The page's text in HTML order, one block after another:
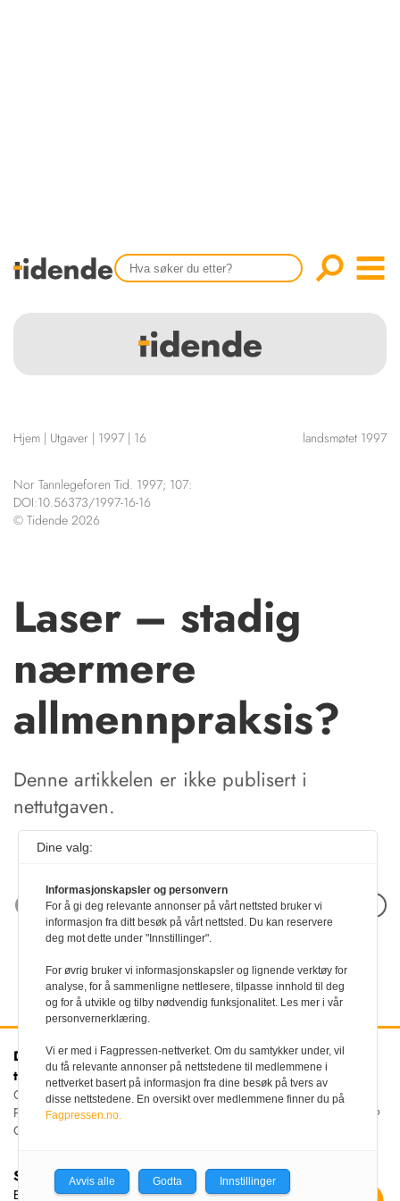
Tidligere utgaver
HENVISNINGER
KURSKALENDER
STILLINGER
KJØP & SALG
KONTAKT
Hjem | Utgaver | 1997 | 16 landsmøtet 1997
Nor Tannlegeforen Tid. 1997; 107:
DOI:10.56373/1997-16-16
© Tidende 2026
Laser – stadig
nærmere
allmennpraksis?
Denne artikkelen er ikke publisert i
nettutgaven.
Neste artikkel
Den norske
tannlegeforenings Tidende
Christiania Torv 5, 0158 Oslo
Postboks 2073 Vika, 0125
OSLO
Kontakt oss
Tlf:22 54 74 00
E-post:
tidende@tannlegeforeningen.no
Sjefredaktør
Ellen Beate Dyvi
Dine valg:
Informasjonskapsler og personvern
For å gi deg relevante annonser på vårt nettsted bruker vi
informasjon fra ditt besøk på vårt nettsted. Du kan reservere
deg mot dette under "Innstillinger".
For øvrig bruker vi informasjonskapsler og lignende verktøy for
analyse, for å sammenligne nettlesere, tilpasse innhold til deg
og for å utvikle og tilby nødvendig funksjonalitet. Les mer i vår
personvernerklæring.
Vi er med i Fagpressen-nettverket. Om du samtykker under, vil
du få relevante annonser på nettstedene til medlemmene i
nettverket basert på informasjon fra dine besøk på tvers av
disse nettstedene. En oversikt over medlemmene finner du på
Fagpressen.no.
Avvis alle Godta Innstillinger